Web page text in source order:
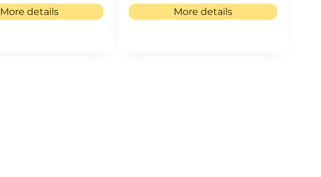
More details More details